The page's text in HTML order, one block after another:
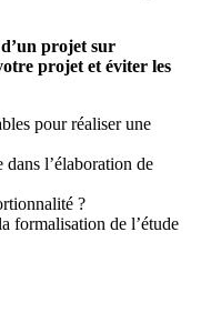
projet sur
projet et éviter les
pour réaliser une
l’élaboration de
?
formalisation de l’étude